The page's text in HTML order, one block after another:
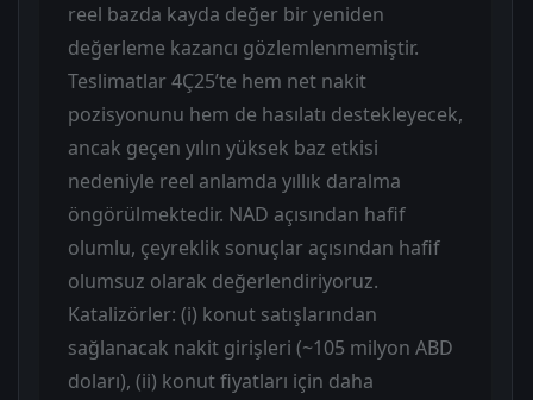
reel bazda kayda değer bir yeniden
değerleme kazancı gözlemlenmemiştir.
Teslimatlar 4Ç25’te hem net nakit
pozisyonunu hem de hasılatı destekleyecek,
ancak geçen yılın yüksek baz etkisi
nedeniyle reel anlamda yıllık daralma
öngörülmektedir. NAD açısından hafif
olumlu, çeyreklik sonuçlar açısından hafif
olumsuz olarak değerlendiriyoruz.
Katalizörler: (i) konut satışlarından
sağlanacak nakit girişleri (~105 milyon ABD
doları), (ii) konut fiyatları için daha